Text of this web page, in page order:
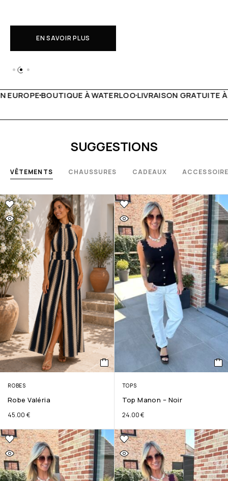
EN SAVOIR PLUS
LIVRAISON GRATUITE À PARTIR DE 150€LIVE
SUGGESTIONS
VÊTEMENTS CHAUSSURES CADEAUX
ROBES
Robe Valéria
45.00 €
TOPS
Top Manon – Noir
24.00€